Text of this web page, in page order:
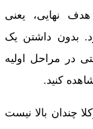
نهایی، یعنی
بدون داشتن یک
در مراحل اولیه
کنید.
چندان بالا نیست